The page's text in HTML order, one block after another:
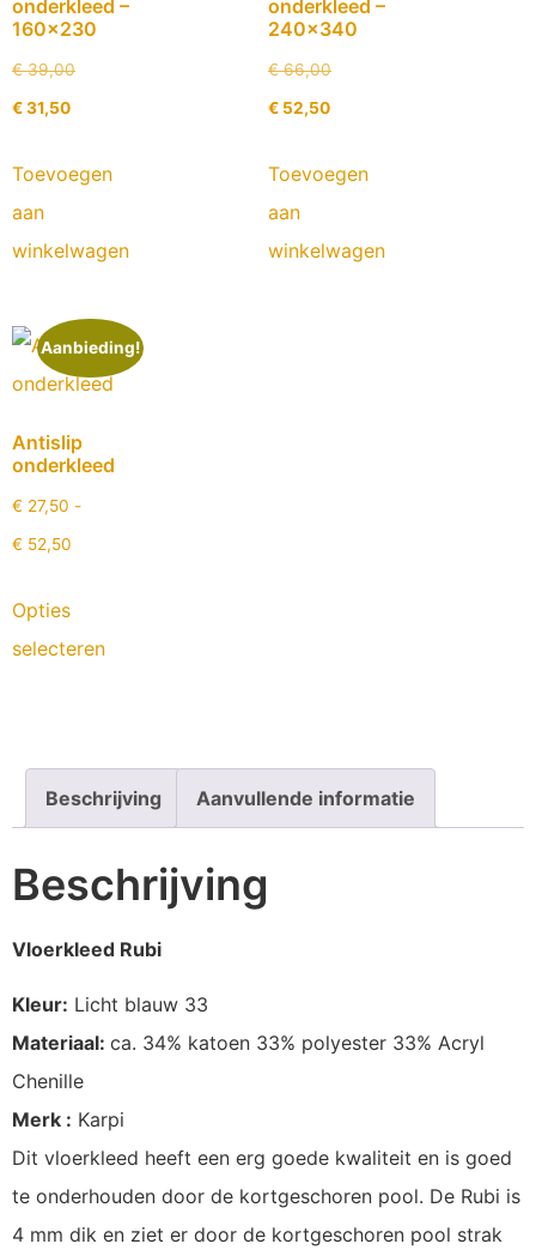
onderkleed –
160×230
€39,00
€31,50
Toevoegen
aan
winkelwagen
onderkleed –
240×340
€66,00
€ 52,50
Toevoegen
aan
winkelwagen
Aanbieding!
Antislip
onderkleed
€ 27,50 -
€ 52,50
Opties
selecteren
Beschrijving Aanvullende informatie
Beschrijving
Vloerkleed Rubi
Kleur: Licht blauw 33
Materiaal: ca. 34% katoen 33% polyester 33% Acryl
Chenille
Merk : Karpi
Dit vloerkleed heeft een erg goede kwaliteit en is goed
te onderhouden door de kortgeschoren pool. De Rubi is
4 mm dik en ziet er door de kortgeschoren pool strak